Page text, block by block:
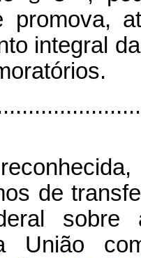
promova,
integral
de
União